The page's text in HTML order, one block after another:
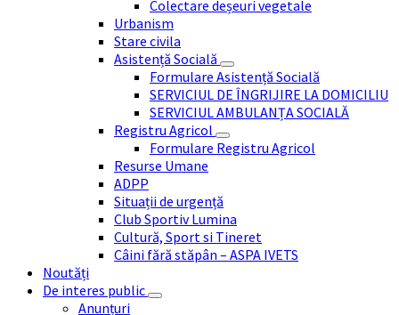
Colectare deșeuri vegetale
Urbanism
Stare civila
Asistență Socială
Formulare Asistență Socială
SERVICIUL DE ÎNGRIJIRE LA DOMICILIU
SERVICIUL AMBULANȚA SOCIALĂ
Registru Agricol
Formulare Registru Agricol
Resurse Umane
ADPP
Situații de urgență
Club Sportiv Lumina
Cultură, Sport si Tineret
Câini fără stăpân – ASPA IVETS
Noutăți
De interes public
Anunțuri